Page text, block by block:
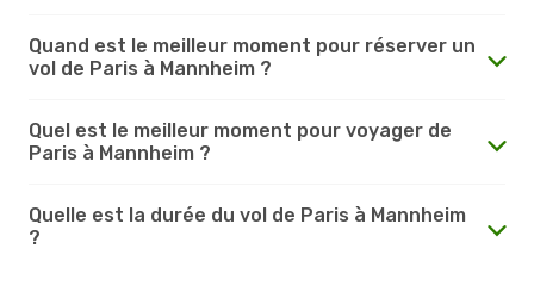
Quand est le meilleur moment pour réserver un
vol de Paris à Mannheim ?
Quel est le meilleur moment pour voyager de
Paris à Mannheim ?
Quelle est la durée du vol de Paris à Mannheim
?